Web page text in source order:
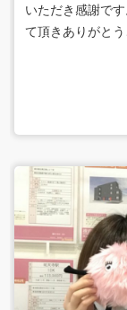
いただき感謝で
て頂きありがとう